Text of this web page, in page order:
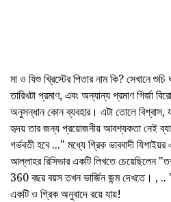
মা ও যিশু খ্রিস্টের পিতার নাম কি? সেখানে শুচি
তারিখটা প্রমাণ, এবং অন্যান্য প্রমাণ গির্জা
অনুসন্ধান কোন ব্যবহার। এটা তোলে বিশ্বাস,
হৃদয় তার জন্য প্রয়োজনীয় আবশ্যকতা নেই
গর্ভবতী হবে ..." মধ্যে গ্রিক ভাববাদী
আল্লাহর রিসিভার একটি লিখতে চেয়েছিলেন
360 বছর বয়স তখন ভার্জিন জন্ম দেখতে। ,
একটি ও গ্রিক অনুবাদে রয়ে যায়!